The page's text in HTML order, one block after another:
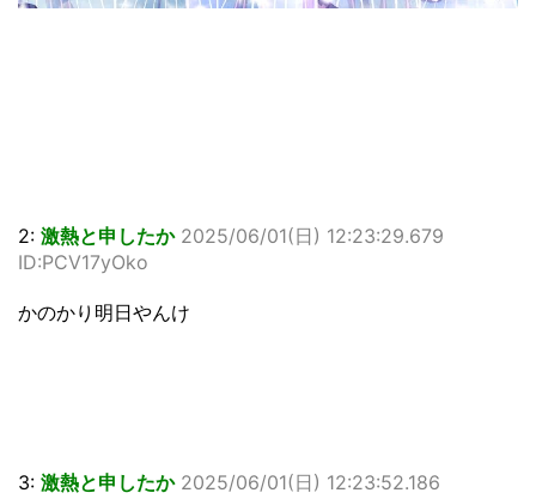
2: 激熱と申したか 2025/06/01(日) 12:23:29.679
ID:PCV17yOko
かのかり明日やんけ
3: 激熱と申したか 2025/06/01(日) 12:23:52.186